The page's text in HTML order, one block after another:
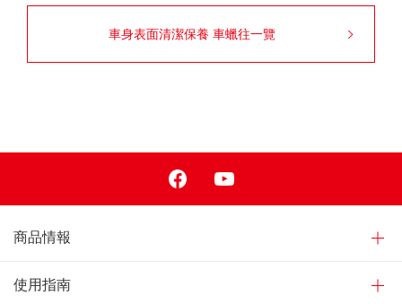
車身表面清潔保養 車蠟往一覽
商品情報
使用指南